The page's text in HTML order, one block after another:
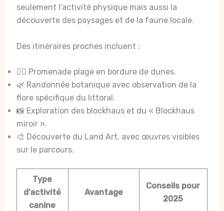
seulement l’activité physique mais aussi la
découverte des paysages et de la faune locale.
Des itinéraires proches incluent :
🚶‍♀️ Promenade plage en bordure de dunes.
🌿 Randonnée botanique avec observation de la
flore spécifique du littoral.
📸 Exploration des blockhaus et du « Blockhaus
miroir ».
🎨 Découverte du Land Art, avec œuvres visibles
sur le parcours.
Type
d’activité
canine
Avantage
Conseils pour
2025